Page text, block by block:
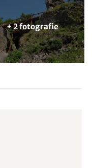
+ 2 fotografie